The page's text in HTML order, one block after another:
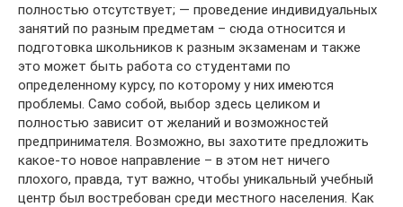
полностью отсутствует; — проведение индивидуальных
занятий по разным предметам – сюда относится и
подготовка школьников к разным экзаменам и также
это может быть работа со студентами по
определенному курсу, по которому у них имеются
проблемы. Само собой, выбор здесь целиком и
полностью зависит от желаний и возможностей
предпринимателя. Возможно, вы захотите предложить
какое-то новое направление – в этом нет ничего
плохого, правда, тут важно, чтобы уникальный учебный
центр был востребован среди местного населения. Как